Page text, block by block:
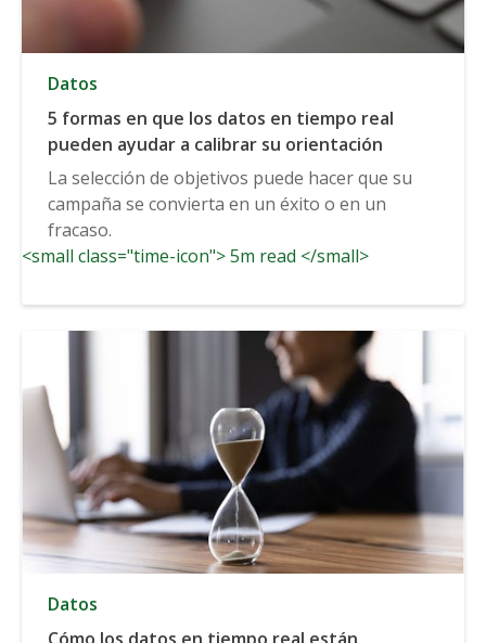
Datos
5 formas en que los datos en tiempo real
pueden ayudar a calibrar su orientación
La selección de objetivos puede hacer que su
campaña se convierta en un éxito o en un
fracaso.
<small class="time-icon"> 5m read </small>
Datos